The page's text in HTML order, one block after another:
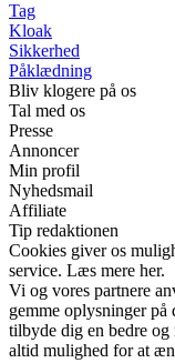
Tag
Kloak
Sikkerhed
Påklædning
Bliv klogere på os
Tal med os
Presse
Annoncer
Min profil
Nyhedsmail
Affiliate
Tip redaktionen
Cookies giver os
service. Læs mere her.
Vi og vores partnere
gemme oplysninger på
tilbyde dig en bedre
altid mulighed for at